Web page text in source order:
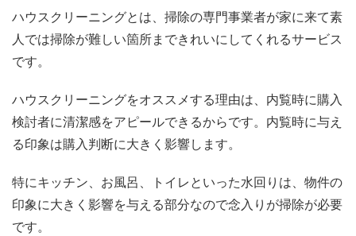
ハウスクリーニングとは、掃除の専門事業者が家に来て素
人では掃除が難しい箇所まできれいにしてくれるサービス
です。
ハウスクリーニングをオススメする理由は、内覧時に購入
検討者に清潔感をアピールできるからです。内覧時に与え
る印象は購入判断に大きく影響します。
特にキッチン、お風呂、トイレといった水回りは、物件の
印象に大きく影響を与える部分なので念入りが掃除が必要
です。